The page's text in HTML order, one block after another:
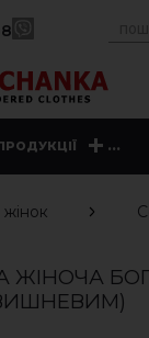
...
ЖІНОЧА